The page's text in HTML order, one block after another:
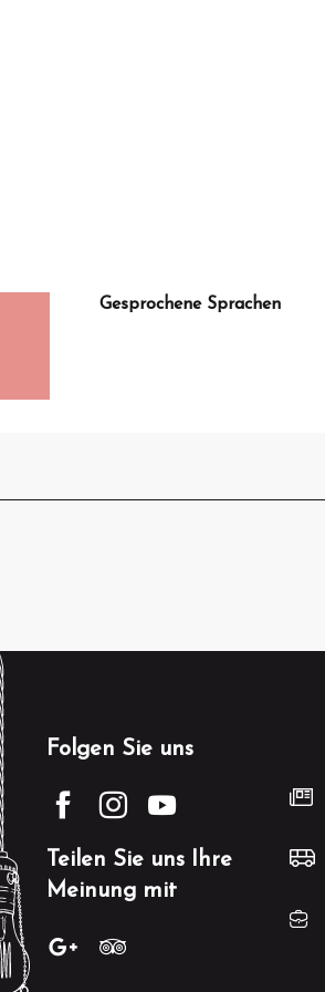
Gesprochene Sprachen
Gesprochene Sprachen
Folgen Sie uns
Teilen Sie uns Ihre
Meinung mit